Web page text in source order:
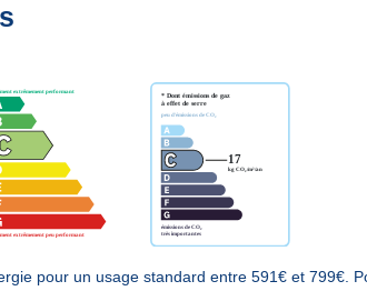
pour un usage standard entre 591€ et 799€.